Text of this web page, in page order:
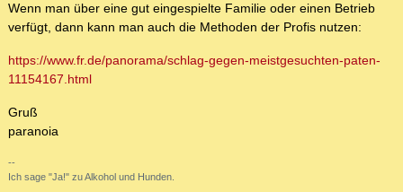
Wenn man über eine gut eingespielte Familie oder einen Betrieb
verfügt, dann kann man auch die Methoden der Profis nutzen:
https://www.fr.de/panorama/schlag-gegen-meistgesuchten-paten-
11154167.html
Gruß
paranoia
--
Ich sage "Ja!" zu Alkohol und Hunden.